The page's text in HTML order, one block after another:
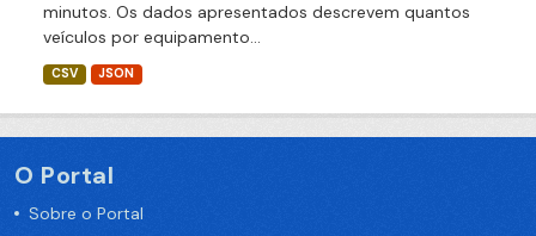
minutos. Os dados apresentados descrevem quantos
veículos por equipamento...
CSV JSON
O Portal
Sobre o Portal